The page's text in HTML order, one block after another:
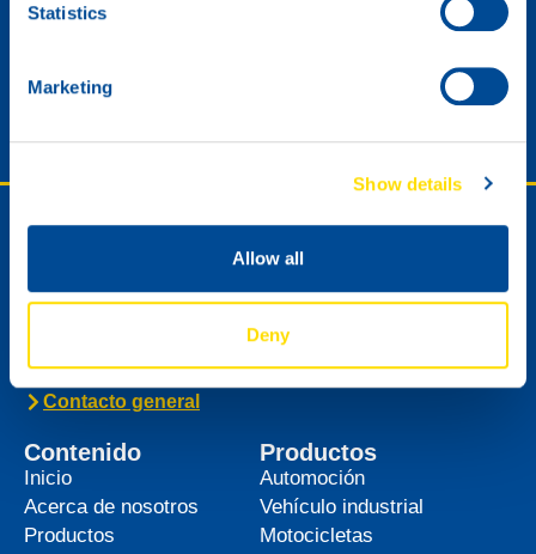
Statistics
Marketing
Show details
Allow all
Deny
Síganos o póngase en contacto con
Contacto para distribuidores
Asistencia técnica
Contacto general
Contenido
Inicio
Acerca de nosotros
Productos
Productos
Automoción
Vehículo industrial
Motocicletas